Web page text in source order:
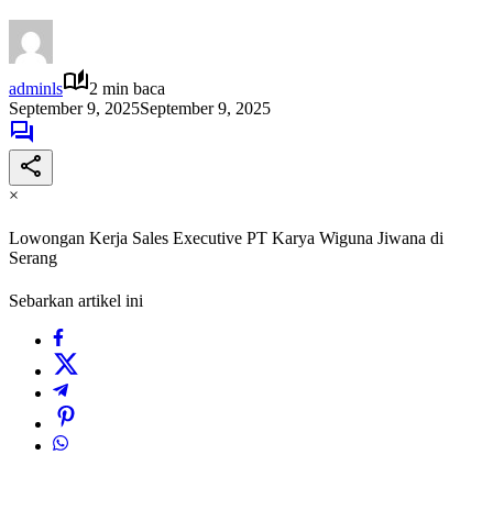
adminls
2 min baca
September 9, 2025September 9, 2025
×
Lowongan Kerja Sales Executive PT Karya Wiguna Jiwana di
Serang
Sebarkan artikel ini